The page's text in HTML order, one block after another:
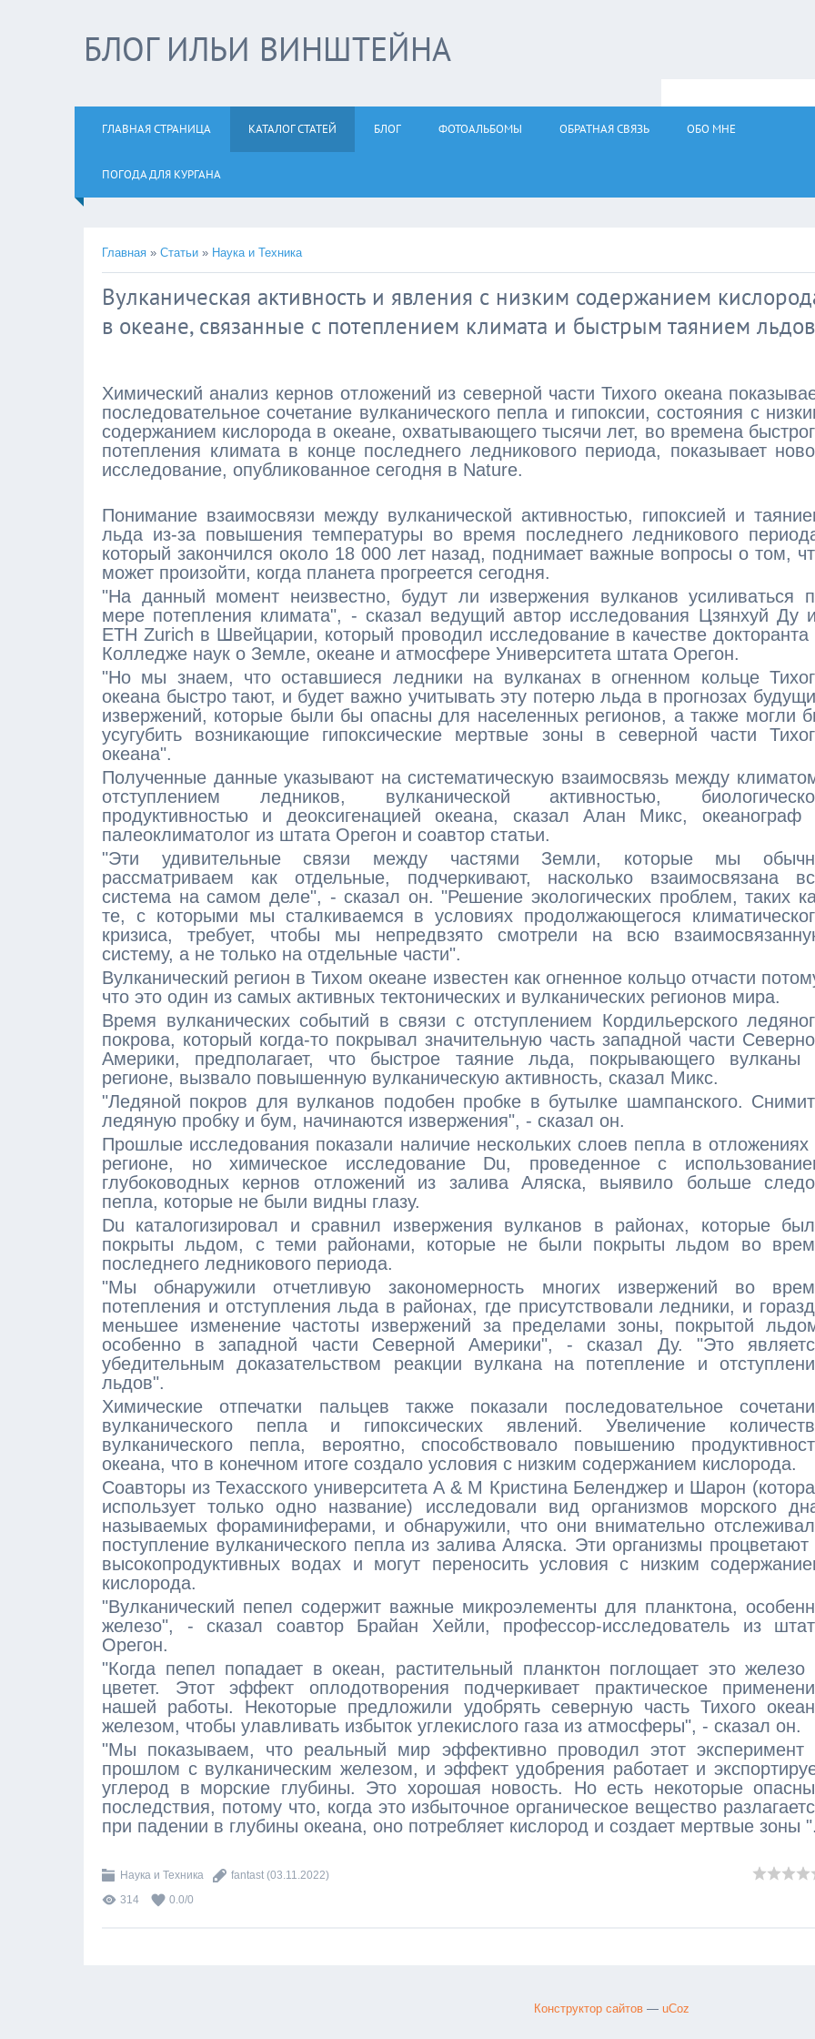
БЛОГ ИЛЬИ ВИНШТЕЙНА
ГЛАВНАЯ СТРАНИЦА КАТАЛОГ СТАТЕЙ БЛОГ ФОТОАЛЬБОМЫ ОБРАТНАЯ СВЯЗЬ ОБО МНЕ
ПОГОДА ДЛЯ КУРГАНА
Главная » Статьи » Наука и Техника
Вулканическая активность и явления с низким содержанием
в океане, связанные с потеплением климата и быстрым таянием льдов
Химический анализ кернов отложений из северной части Тихого океана
последовательное сочетание вулканического пепла и гипоксии, состояния с
содержанием кислорода в океане, охватывающего тысячи лет, во времена
потепления климата в конце последнего ледникового периода, показывает
исследование, опубликованное сегодня в Nature.
Понимание взаимосвязи между вулканической активностью, гипоксией и
льда из-за повышения температуры во время последнего ледникового
который закончился около 18 000 лет назад, поднимает важные вопросы о том,
может произойти, когда планета прогреется сегодня.
"На данный момент неизвестно, будут ли извержения вулканов усиливаться
мере потепления климата", - сказал ведущий автор исследования Цзянхуй Ду
ETH Zurich в Швейцарии, который проводил исследование в качестве докторанта
Колледже наук о Земле, океане и атмосфере Университета штата Орегон.
"Но мы знаем, что оставшиеся ледники на вулканах в огненном кольце
океана быстро тают, и будет важно учитывать эту потерю льда в прогнозах
извержений, которые были бы опасны для населенных регионов, а также могли
усугубить возникающие гипоксические мертвые зоны в северной части
океана".
Полученные данные указывают на систематическую взаимосвязь между
отступлением ледников, вулканической активностью,
продуктивностью и деоксигенацией океана, сказал Алан Микс, океанограф
палеоклиматолог из штата Орегон и соавтор статьи.
"Эти удивительные связи между частями Земли, которые мы
рассматриваем как отдельные, подчеркивают, насколько взаимосвязана
система на самом деле", - сказал он. "Решение экологических проблем, таких
те, с которыми мы сталкиваемся в условиях продолжающегося
кризиса, требует, чтобы мы непредвзято смотрели на всю
систему, а не только на отдельные части".
Вулканический регион в Тихом океане известен как огненное кольцо отчасти
что это один из самых активных тектонических и вулканических регионов мира.
Время вулканических событий в связи с отступлением Кордильерского
покрова, который когда-то покрывал значительную часть западной части
Америки, предполагает, что быстрое таяние льда, покрывающего вулканы
регионе, вызвало повышенную вулканическую активность, сказал Микс.
"Ледяной покров для вулканов подобен пробке в бутылке шампанского.
ледяную пробку и бум, начинаются извержения", - сказал он.
Прошлые исследования показали наличие нескольких слоев пепла в отложениях
регионе, но химическое исследование Du, проведенное с
глубоководных кернов отложений из залива Аляска, выявило больше
пепла, которые не были видны глазу.
Du каталогизировал и сравнил извержения вулканов в районах, которые
покрыты льдом, с теми районами, которые не были покрыты льдом во
последнего ледникового периода.
"Мы обнаружили отчетливую закономерность многих извержений во
потепления и отступления льда в районах, где присутствовали ледники, и
меньшее изменение частоты извержений за пределами зоны, покрытой
особенно в западной части Северной Америки", - сказал Ду. "Это
убедительным доказательством реакции вулкана на потепление и
льдов".
Химические отпечатки пальцев также показали последовательное
вулканического пепла и гипоксических явлений. Увеличение
вулканического пепла, вероятно, способствовало повышению
океана, что в конечном итоге создало условия с низким содержанием кислорода.
Соавторы из Техасского университета A & M Кристина Беленджер и Шарон
использует только одно название) исследовали вид организмов морского
называемых фораминиферами, и обнаружили, что они внимательно
поступление вулканического пепла из залива Аляска. Эти организмы процветают
высокопродуктивных водах и могут переносить условия с низким
кислорода.
"Вулканический пепел содержит важные микроэлементы для планктона,
железо", - сказал соавтор Брайан Хейли, профессор-исследователь из
Орегон.
"Когда пепел попадает в океан, растительный планктон поглощает это железо
цветет. Этот эффект оплодотворения подчеркивает практическое
нашей работы. Некоторые предложили удобрять северную часть Тихого
железом, чтобы улавливать избыток углекислого газа из атмосферы", - сказал он.
"Мы показываем, что реальный мир эффективно проводил этот эксперимент
прошлом с вулканическим железом, и эффект удобрения работает и
углерод в морские глубины. Это хорошая новость. Но есть некоторые
последствия, потому что, когда это избыточное органическое вещество
при падении в глубины океана, оно потребляет кислород и создает мертвые зоны ".
Наука и Техника fantast (03.11.2022)
314
0.0/0
Конструктор сайтов— uCoz